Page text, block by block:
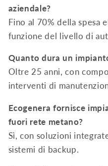
aziendale?
Fino al 70% della spesa
funzione del livello di
Quanto dura un
Oltre 25 anni, con
interventi di
Ecogenera fornisce
fuori rete metano?
Sì, con soluzioni
sistemi di backup.